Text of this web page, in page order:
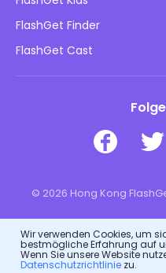
Werberichtlinien
Verkaufen Sie nicht meine
Online-Sicherheit für Kinder
Herunterladen
FlashGet Finder
FlashGet Cast
© 2026 Hong Kong
Wir verwenden Cookies, um
bestmögliche Erfahrung auf
Wenn Sie unsere Website
Datenschutzrichtliniezu.